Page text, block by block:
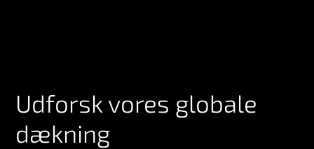
Udforsk vores globale
dækning